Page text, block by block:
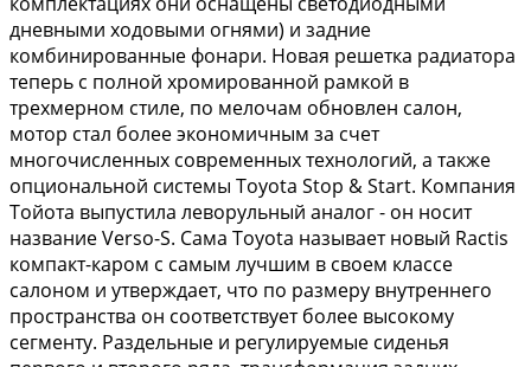
дневными ходовыми огнями) и задние
комбинированные фонари. Новая решетка радиатора
теперь с полной хромированной рамкой в
трехмерном стиле, по мелочам обновлен салон,
мотор стал более экономичным за счет
многочисленных современных технологий, а также
опциональной системы Toyota Stop & Start. Компания
Тойота выпустила леворульный аналог - он носит
название Verso-S. Сама Toyota называет новый Ractis
компакт-каром с самым лучшим в своем классе
салоном и утверждает, что по размеру внутреннего
пространства он соответствует более высокому
сегменту. Раздельные и регулируемые сиденья